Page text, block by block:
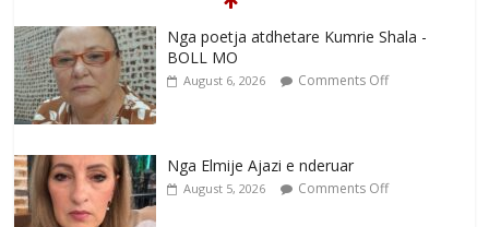
Nga poetja atdhetare Kumrie Shala -
BOLL MO
August 6, 2026 Comments Off
Nga Elmije Ajazi e nderuar
August 5, 2026 Comments Off